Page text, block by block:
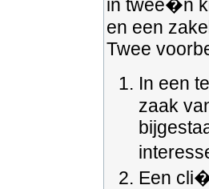
in twee�n
en een
Twee
In een
zaak
Een